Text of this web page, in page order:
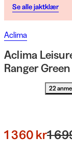
Se alle jaktklær
Aclima
Aclima
Ranger Green
22
1 360 kr1